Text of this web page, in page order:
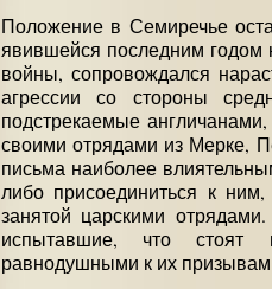
Положение в Семиречье
явившейся последним годом
войны, сопровождался
агрессии со стороны
подстрекаемые
своими отрядами из Мерке,
письма наиболее
либо присоединиться к
занятой царскими
испытавшие, что стоят
равнодушными к их